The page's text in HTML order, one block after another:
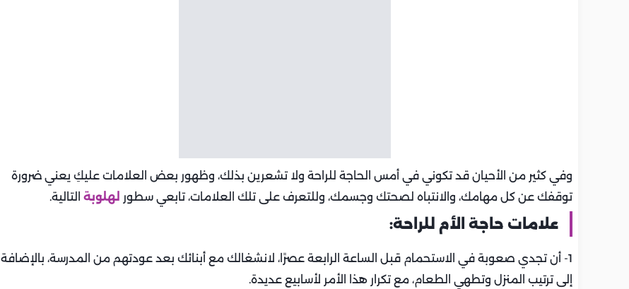
وفي كثير من الأحيان قد تكوني في أمس الحاجة للراحة ولا تشعرين بذلك، وظهور بعض العلامات عليكِ يعني ضرورة
توقفك عن كل مهامك، والانتباه لصحتك وجسمك، وللتعرف على تلك العلامات، تابعي سطور لهلوبة التالية.
علامات حاجة الأم للراحة:
1- أن تجدي صعوبة في الاستحمام قبل الساعة الرابعة عصرًا، لانشغالك مع أبنائك بعد عودتهم من المدرسة، بالإضافة
إلى ترتيب المنزل وتطهي الطعام، مع تكرار هذا الأمر لأسابيع عديدة.